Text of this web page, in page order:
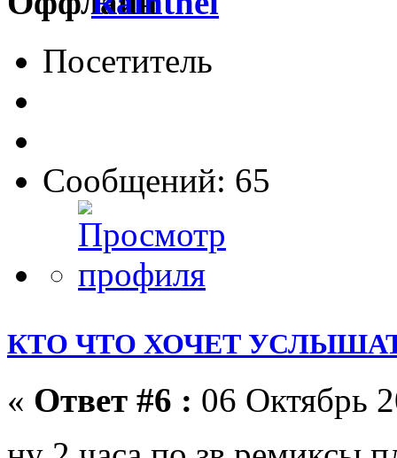
Посетитель
Сообщений: 65
КТО ЧТО ХОЧЕТ
« Ответ #6 : 06 Октябрь